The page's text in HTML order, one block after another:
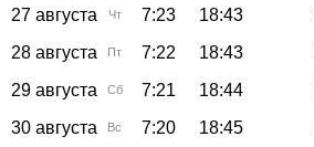
27 августа
Чт 7:23 18:43
28 августа
Пт 7:22 18:43
29 августа
Сб 7:21 18:44
30 августа
Вс 7:20 18:45